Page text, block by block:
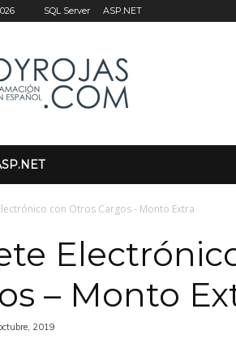
SQL Server ASP.NET
con Otros Cargos - Monto Extra
– Monto
2019